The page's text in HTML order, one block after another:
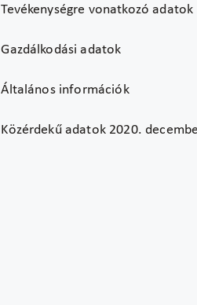
Tevékenységre vonatkozó adatok
Gazdálkodási adatok
Általános információk
Közérdekű adatok 2020.